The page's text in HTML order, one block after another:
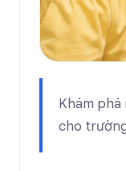
Khám
cho